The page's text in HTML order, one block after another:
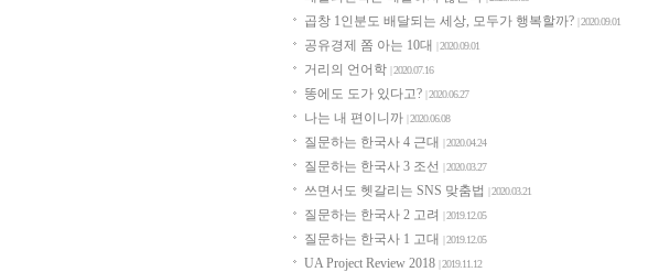
곱창 1인분도 배달되는 세상, 모두가 행복할까? | 2020.09.01
공유경제 쫌 아는 10대 | 2020.09.01
거리의 언어학 | 2020.07.16
똥에도 도가 있다고? | 2020.06.27
나는 내 편이니까 | 2020.06.08
질문하는 한국사 4 근대 | 2020.04.24
질문하는 한국사 3 조선 | 2020.03.27
쓰면서도 헷갈리는 SNS 맞춤법 | 2020.03.21
질문하는 한국사 2 고려 | 2019.12.05
질문하는 한국사 1 고대 | 2019.12.05
UA Project Review 2018 | 2019.11.12